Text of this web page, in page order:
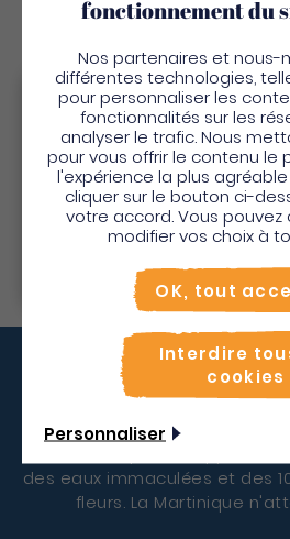
Fleurdo
Canoé kayakExcursion merParcs et
Autres activités culturellesPaddle
Découvrir
Vous
des eaux immaculées et des
fleurs. La Martinique
Bienvenue en
Pour profiter de votre
activités en quelques clics,
place”.
Utiliser le mode
fonctionnement du
Nos partenaires et nous-
différentes technologies,
pour personnaliser les
fonctionnalités sur les
analyser le trafic. Nous
pour vous offrir le contenu le
l'expérience la plus
cliquer sur le bouton ci-
votre accord. Vous
modifier vos choix à
OK, tout
Interdire
cookies
Personnaliser